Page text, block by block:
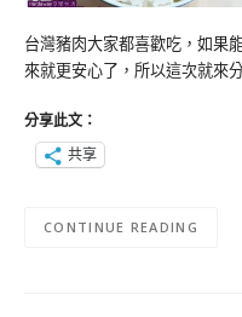
台灣豬肉大家都喜歡吃，如果
來就更安心了，所以這次就來
分享此文：
共享
CONTINUE READING